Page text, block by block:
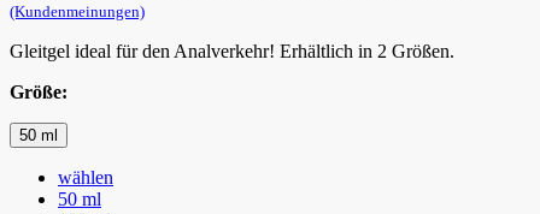
(Kundenmeinungen)
Gleitgel ideal für den Analverkehr! Erhältlich in 2 Größen.
Größe:
50 ml
wählen
50 ml